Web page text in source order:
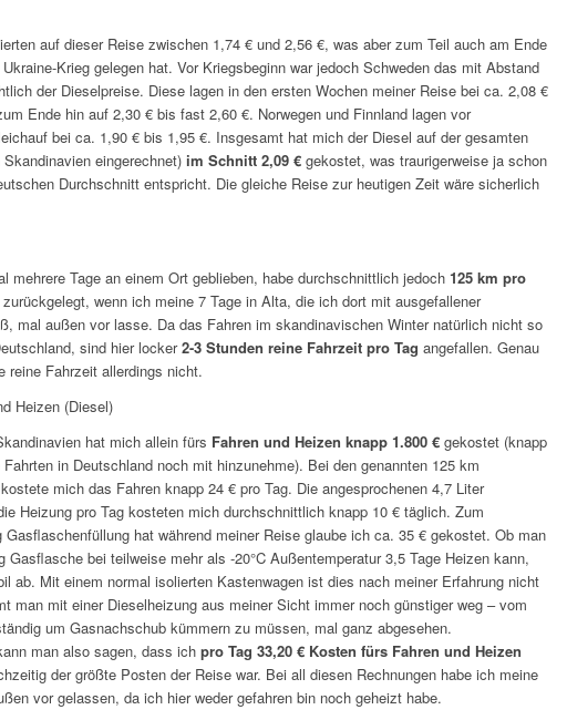
auf dieser Reise zwischen 1,74 € und 2,56 €, was aber zum Teil auch am Ende
Krieg gelegen hat. Vor Kriegsbeginn war jedoch Schweden das mit Abstand
der Dieselpreise. Diese lagen in den ersten Wochen meiner Reise bei ca. 2,08 €
Ende hin auf 2,30 € bis fast 2,60 €. Norwegen und Finnland lagen vor
bei ca. 1,90 € bis 1,95 €. Insgesamt hat mich der Diesel auf der gesamten
eingerechnet) im Schnitt 2,09 € gekostet, was traurigerweise ja schon
Durchschnitt entspricht. Die gleiche Reise zur heutigen Zeit wäre sicherlich
mehrere Tage an einem Ort geblieben, habe durchschnittlich jedoch 125 km pro
wenn ich meine 7 Tage in Alta, die ich dort mit ausgefallener
mal außen vor lasse. Da das Fahren im skandinavischen Winter natürlich nicht so
sind hier locker2-3 Stunden reine Fahrzeit pro Tag angefallen. Genau
reine Fahrzeit allerdings nicht.
Heizen (Diesel)
hat mich allein fürs Fahren und Heizen knapp 1.800 € gekostet (knapp
in Deutschland noch mit hinzunehme). Bei den genannten 125 km
mich das Fahren knapp 24 € pro Tag. Die angesprochenen 4,7 Liter
Heizung pro Tag kosteten mich durchschnittlich knapp 10 € täglich. Zum
Gasflaschenfüllung hat während meiner Reise glaube ich ca. 35 € gekostet. Ob man
Gasflasche bei teilweise mehr als -20°C Außentemperatur 3,5 Tage Heizen kann,
ab. Mit einem normal isolierten Kastenwagen ist dies nach meiner Erfahrung nicht
man mit einer Dieselheizung aus meiner Sicht immer noch günstiger weg – vom
um Gasnachschub kümmern zu müssen, mal ganz abgesehen.
man also sagen, dass ich pro Tag 33,20 € Kosten fürs Fahren und Heizen
der größte Posten der Reise war. Bei all diesen Rechnungen habe ich meine
vor gelassen, da ich hier weder gefahren bin noch geheizt habe.